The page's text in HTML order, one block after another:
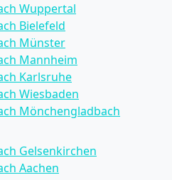
Wuppertal
Bielefeld
Münster
Mannheim
Karlsruhe
Wiesbaden
Mönchen­gladbach
Gelsenkirchen
Aachen